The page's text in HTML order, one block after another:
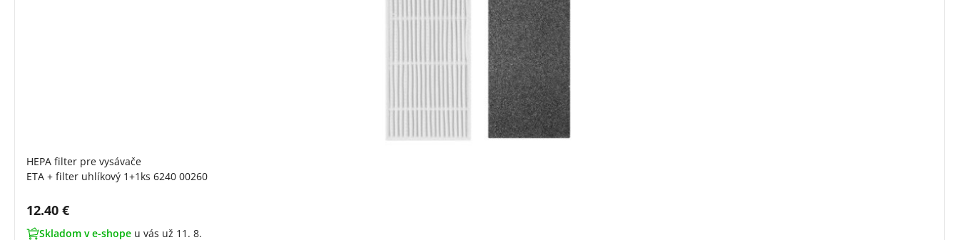
HEPA filter pre vysávače
ETA + filter uhlíkový 1+1ks 6240 00260
Cena s DPH:
12.40 €
Skladom v e-shope u vás už 11. 8.